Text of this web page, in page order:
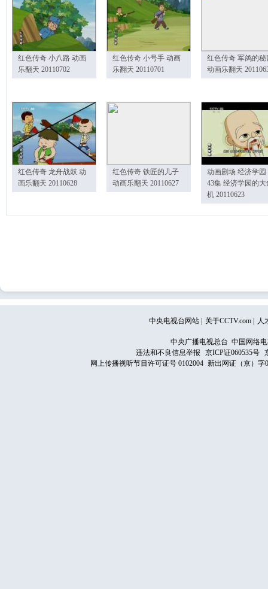
红色传奇 小八路 动画
乐翻天 20110702
红色传奇 小号手 动画
乐翻天 20110701
红色传奇 军鸽的秘
动画乐翻天
红色传奇 龙舟战鼓 动
画乐翻天 20110628
红色传奇 铁匠的儿子
动画乐翻天 20110627
动画剧场 经济学园
43集 经济学园的大
机 20110623
中央电视台网站 关于CCTV.com 人
中央广播电视总台 中国网络
违法和不良信息举报
京ICP证060535号
网上传播视听节目许可证号 0102004 新出网证（京）